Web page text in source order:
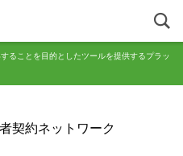
ることを目的としたツールを提供するプラッ
契約ネットワーク